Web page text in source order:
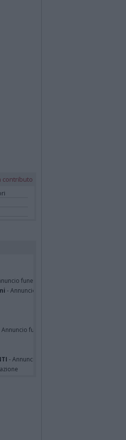
contributo
funebre
- Annuncio funebre
Annuncio funebre
- Annuncio funebre